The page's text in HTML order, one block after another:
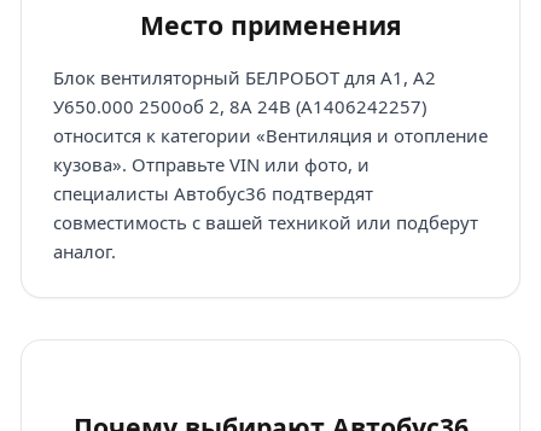
Место применения
Блок вентиляторный БЕЛРОБОТ для А1, А2
У650.000 2500об 2, 8А 24В (A1406242257)
относится к категории «Вентиляция и отопление
кузова». Отправьте VIN или фото, и
специалисты Автобус36 подтвердят
совместимость с вашей техникой или подберут
аналог.